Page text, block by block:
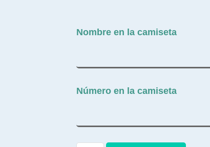
Nombre en la camiseta
Número en la camiseta